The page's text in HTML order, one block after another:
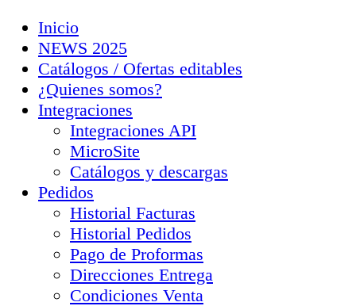
Inicio
NEWS 2025
Catálogos / Ofertas editables
¿Quienes somos?
Integraciones
Integraciones API
MicroSite
Catálogos y descargas
Pedidos
Historial Facturas
Historial Pedidos
Pago de Proformas
Direcciones Entrega
Condiciones Venta